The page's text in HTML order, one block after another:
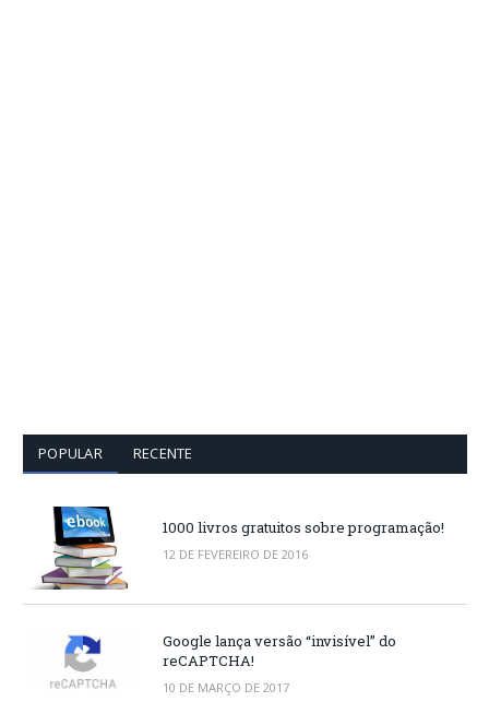
POPULAR RECENTE
1000 livros gratuitos sobre programação!
12 DE FEVEREIRO DE 2016
Google lança versão “invisível” do
reCAPTCHA!
10 DE MARÇO DE 2017